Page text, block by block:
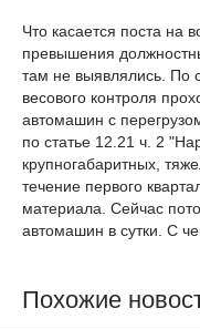
Что касается поста на
превышения
там не выявлялись. По
весового контроля
автомашин с
по статье 12.21 ч. 2
крупногабаритных,
течение первого
материала. Сейчас
автомашин в сутки. С
Похожие